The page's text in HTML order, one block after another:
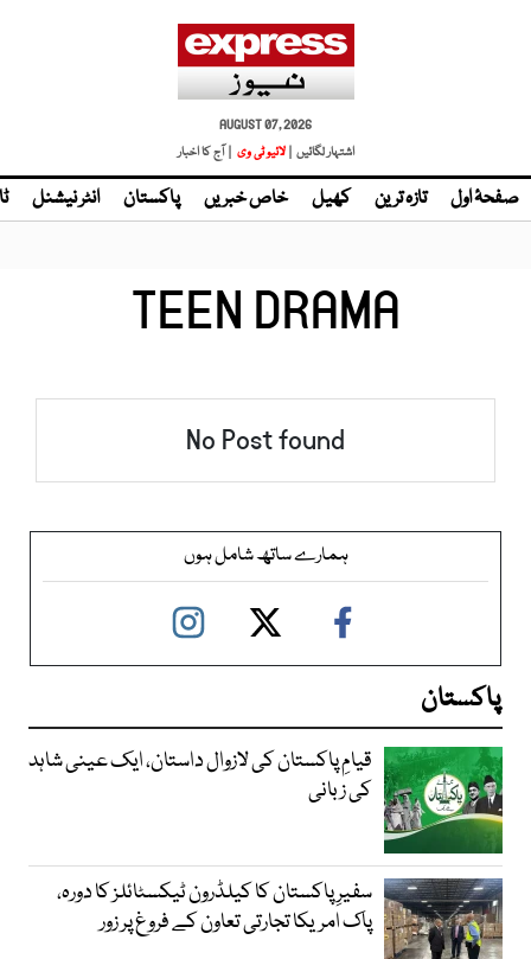
AUGUST 07, 2026
اشتہار لگائیں | لائیو ٹی وی | آج کا اخبار
صفحۂ اول تازہ ترین کھیل خاص خبریں پاکستان انٹر نیشنل
TEEN DRAMA
No Post found
ہمارے ساتھ شامل ہوں
پاکستان
قیامِ پاکستان کی لازوال داستان، ایک عینی شاہد
کی زبانی
سفیرِ پاکستان کا کیلڈرون ٹیکسٹائلز کا دورہ،
پاک امریکا تجارتی تعاون کے فروغ پر زور